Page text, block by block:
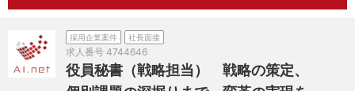
採用企業案件 社長面接
求人番号 4744646
役員秘書（戦略担当） 戦略の策定、